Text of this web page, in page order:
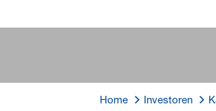
Home Investoren